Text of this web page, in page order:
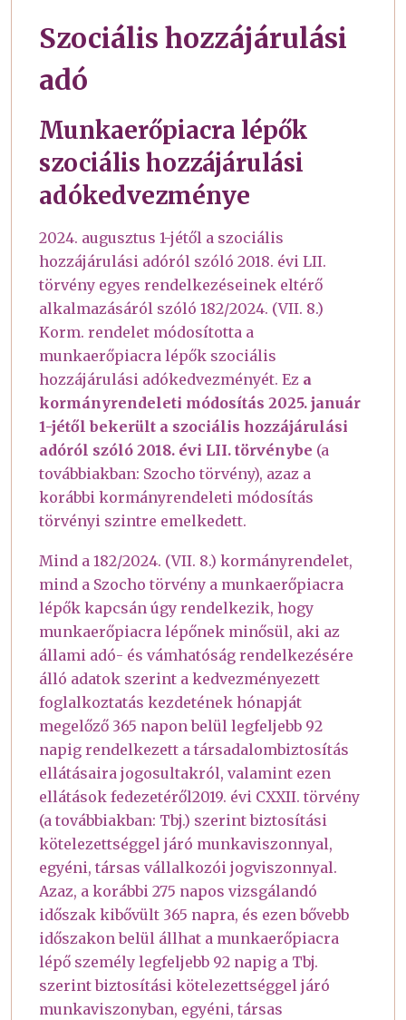
Szociális hozzájárulási
adó
Munkaerőpiacra lépők
szociális hozzájárulási
adókedvezménye
2024. augusztus 1-jétől a szociális
hozzájárulási adóról szóló 2018. évi LII.
törvény egyes rendelkezéseinek eltérő
alkalmazásáról szóló 182/2024. (VII. 8.)
Korm. rendelet módosította a
munkaerőpiacra lépők szociális
hozzájárulási adókedvezményét. Ez a
kormányrendeleti módosítás 2025. január
1-jétől bekerült a szociális hozzájárulási
adóról szóló 2018. évi LII. törvénybe (a
továbbiakban: Szocho törvény), azaz a
korábbi kormányrendeleti módosítás
törvényi szintre emelkedett.
Mind a 182/2024. (VII. 8.) kormányrendelet,
mind a Szocho törvény a munkaerőpiacra
lépők kapcsán úgy rendelkezik, hogy
munkaerőpiacra lépőnek minősül, aki az
állami adó- és vámhatóság rendelkezésére
álló adatok szerint a kedvezményezett
foglalkoztatás kezdetének hónapját
megelőző 365 napon belül legfeljebb 92
napig rendelkezett a társadalombiztosítás
ellátásaira jogosultakról, valamint ezen
ellátások fedezetéről2019. évi CXXII. törvény
(a továbbiakban: Tbj.) szerint biztosítási
kötelezettséggel járó munkaviszonnyal,
egyéni, társas vállalkozói jogviszonnyal.
Azaz, a korábbi 275 napos vizsgálandó
időszak kibővült 365 napra, és ezen bővebb
időszakon belül állhat a munkaerőpiacra
lépő személy legfeljebb 92 napig a Tbj.
szerint biztosítási kötelezettséggel járó
munkaviszonyban, egyéni, társas